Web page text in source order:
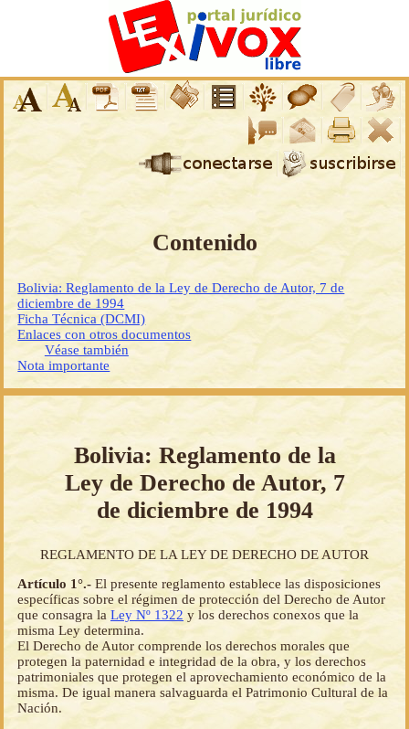
Contenido
Bolivia: Reglamento de la Ley de Derecho de Autor, 7 de
diciembre de 1994
Ficha Técnica (DCMI)
Enlaces con otros documentos
Véase también
Nota importante
Bolivia: Reglamento de la
Ley de Derecho de Autor, 7
de diciembre de 1994
REGLAMENTO DE LA LEY DE DERECHO DE AUTOR
Artículo 1°.- El presente reglamento establece las disposiciones
específicas sobre el régimen de protección del Derecho de Autor
que consagra la Ley Nº 1322 y los derechos conexos que la
misma Ley determina.
El Derecho de Autor comprende los derechos morales que
protegen la paternidad e integridad de la obra, y los derechos
patrimoniales que protegen el aprovechamiento económico de la
misma. De igual manera salvaguarda el Patrimonio Cultural de la
Nación.